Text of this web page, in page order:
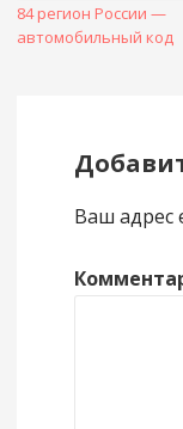
84 регион России —
автомобильный код
Ваш адрес